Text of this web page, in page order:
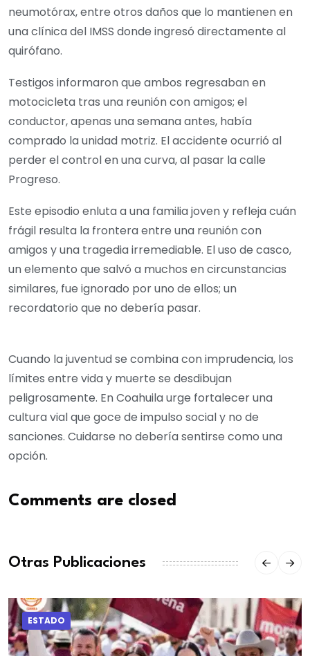
neumotórax, entre otros daños que lo mantienen en
una clínica del IMSS donde ingresó directamente al
quirófano.
Testigos informaron que ambos regresaban en
motocicleta tras una reunión con amigos; el
conductor, apenas una semana antes, había
comprado la unidad motriz. El accidente ocurrió al
perder el control en una curva, al pasar la calle
Progreso.
Este episodio enluta a una familia joven y refleja cuán
frágil resulta la frontera entre una reunión con
amigos y una tragedia irremediable. El uso de casco,
un elemento que salvó a muchos en circunstancias
similares, fue ignorado por uno de ellos; un
recordatorio que no debería pasar.
Cuando la juventud se combina con imprudencia, los
límites entre vida y muerte se desdibujan
peligrosamente. En Coahuila urge fortalecer una
cultura vial que goce de impulso social y no de
sanciones. Cuidarse no debería sentirse como una
opción.
Comments are closed
Otras Publicaciones
ESTADO